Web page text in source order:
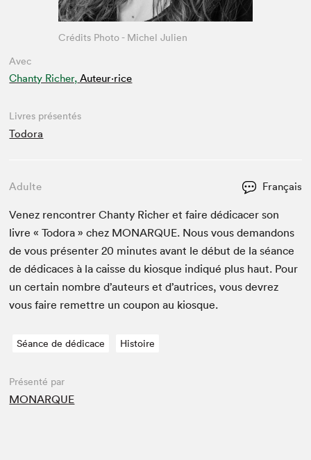
Avec
Chanty Richer, Auteur·rice
Crédits Photo - Michel Julien
Livres présentés
Todora
Adulte Français
Venez ren­con­tr­er Chan­ty Rich­er et faire dédi­cac­er son
livre « Todo­ra » chez MONAR­QUE. Nous vous deman­dons
de vous présen­ter20 min­utes avant le début de la séance
de dédi­caces à la caisse du kiosque indiqué plus haut. Pour
un cer­tain nom­bre d’auteurs et d’autrices, vous devrez
vous faire remet­tre un coupon au kiosque.
Séance de dédicace Histoire
Présenté par
MONARQUE